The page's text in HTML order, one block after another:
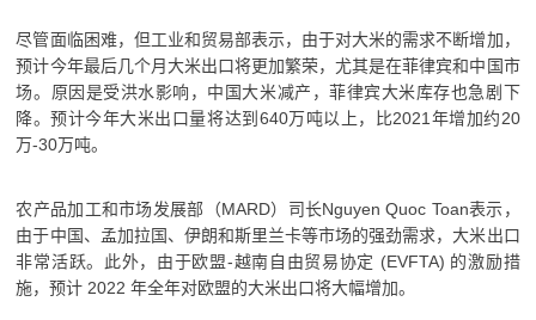
尽管面临困难，但工业和贸易部表示，由于对大米的需求不断增加，
预计今年最后几个月大米出口将更加繁荣，尤其是在菲律宾和中国市
场。 原因是受洪水影响，中国大米减产，菲律宾大米库存也急剧下
降。预计今年大米出口量将达到640万吨以上，比2021年增加约20
万-30万吨。
农产品加工和市场发展部（MARD）司长Nguyen Quoc Toan表示，
由于中国、孟加拉国、伊朗和斯里兰卡等市场的强劲需求，大米出口
非常活跃。 此外，由于欧盟-越南自由贸易协定 (EVFTA) 的激励措
施，预计 2022 年全年对欧盟的大米出口将大幅增加。